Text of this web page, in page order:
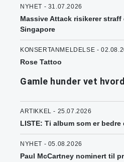
NYHET - 31.07.2026
Massive Attack risikerer straff
Singapore
KONSERTANMELDELSE -
Rose Tattoo
Gamle hunder vet
ARTIKKEL - 25.07.2026
LISTE: Ti album som er
NYHET - 05.08.2026
Paul McCartney nominert til